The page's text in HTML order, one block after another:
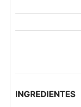
INGREDIENTES